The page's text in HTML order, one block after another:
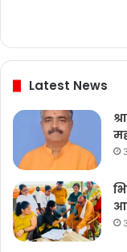
Latest News